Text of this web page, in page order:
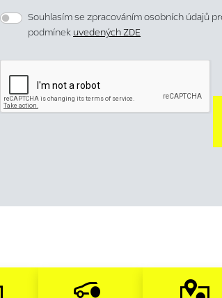
Souhlasím se zpracováním osobních údajů
podmínek uvedených ZDE